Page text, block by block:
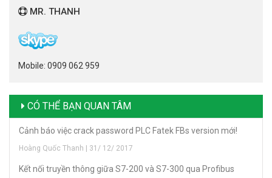
MR. THANH
Mobile: 0909 062 959
CÓ THỂ BẠN QUAN TÂM
Cảnh báo việc crack password PLC Fatek FBs version mới!
Hoàng Quốc Thanh | 31/ 12/ 2017
Kết nối truyền thông giữa S7-200 và S7-300 qua Profibus